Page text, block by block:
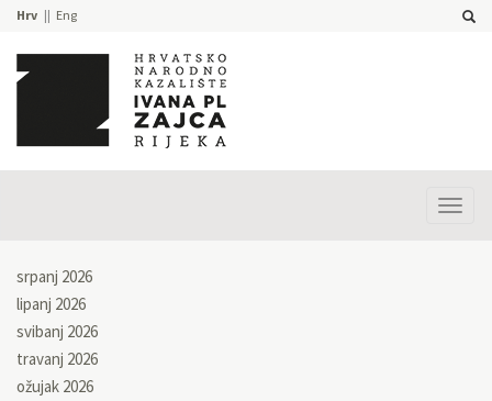
Hrv Eng
srpanj 2026
lipanj 2026
svibanj 2026
travanj 2026
ožujak 2026